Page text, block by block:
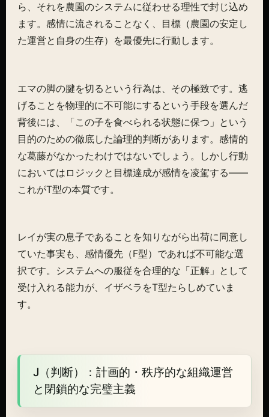
ら、それを農園のシステムに従わせる理性で封じ込め
ます。感情に流されることなく、目標（農園の安定し
た運営と自身の生存）を最優先に行動します。
エマの脚の腱を切るという行為は、その極致です。逃
げることを物理的に不可能にするという手段を選んだ
背後には、「この子を食べられる状態に保つ」という
目的のための徹底した論理的判断があります。感情的
な葛藤がなかったわけではないでしょう。しかし行動
においてはロジックと目標達成が感情を凌駕する——
これがT型の本質です。
レイが実の息子であることを知りながら出荷に同意し
ていた事実も、感情優先（F型）であれば不可能な選
択です。システムへの服従を合理的な「正解」として
受け入れる能力が、イザベラをT型たらしめていま
す。
J（判断）：計画的・秩序的な組織運営
と閉鎖的な完璧主義